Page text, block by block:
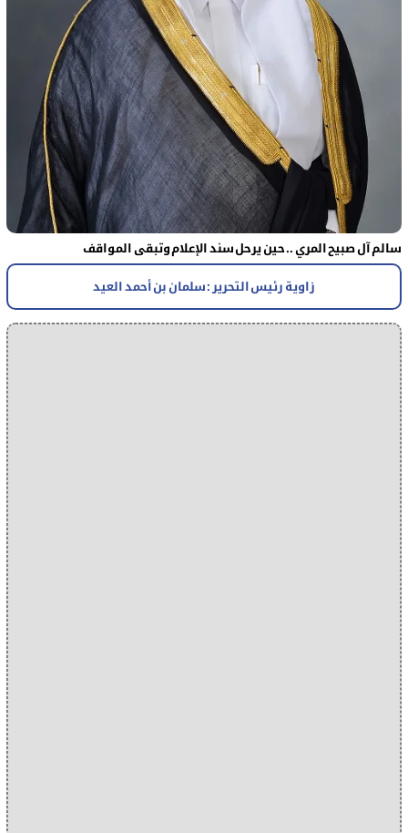
سالم آل صبيح المري .. حين يرحل سند الإعلام وتبقى المواقف
زاوية رئيس التحرير : سلمان بن أحمد العيد